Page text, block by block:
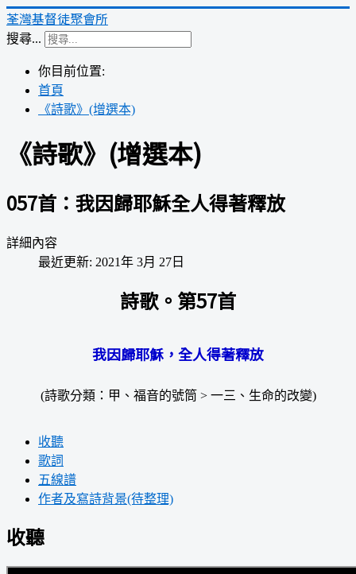
荃灣基督徒聚會所
搜尋...
你目前位置:
首頁
《詩歌》(增選本)
《詩歌》(增選本)
057首：我因歸耶穌全人得著釋放
詳細內容
最近更新: 2021年 3月 27日
詩歌。第57首
我因歸耶穌，全人得著釋放
(詩歌分類：甲、福音的號筒 > 一三、生命的改變)
收聽
歌詞
五線譜
作者及寫詩背景(待整理)
收聽